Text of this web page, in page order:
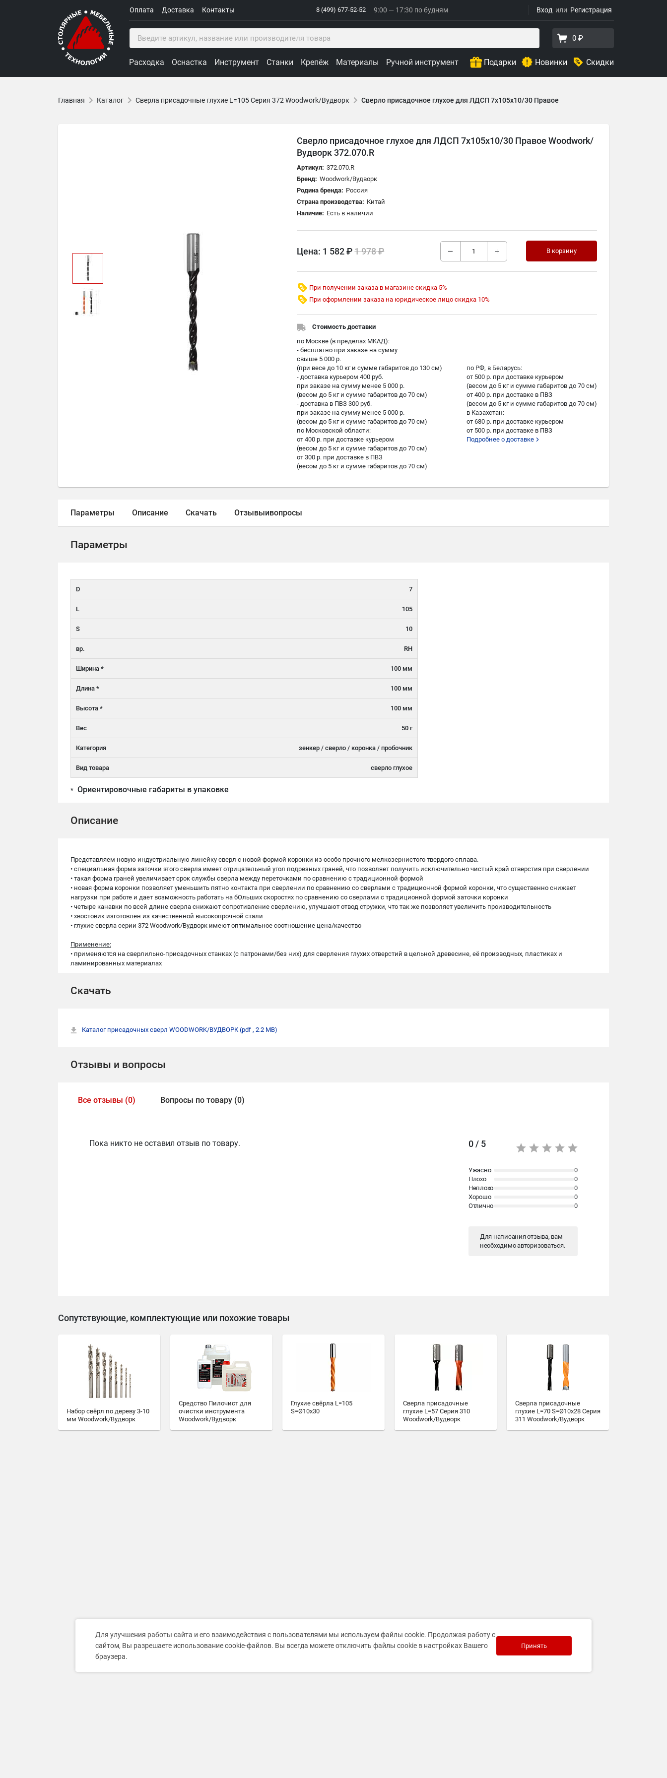
Оплата Доставка Контакты Вход Регистрация
8 (499) 677-52-52 9:00 — 17:30 по будням
0 ₽
Расходка Оснастка Инструмент Станки Крепёж Материалы Ручной инструмент Подарки Новинки Скидки
Главная Каталог Сверла присадочные глухие L=105 Серия 372 Woodwork/Вудворк Сверло присадочное глухое для ЛДСП 7х105х10/30 Правое
Сверло присадочное глухое для ЛДСП 7х105х10/30 Правое Woodwork/
Вудворк 372.070.R
Артикул: 372.070.R
Бренд: Woodwork/Вудворк
Родина бренда: Россия
Страна производства: Китай
Наличие: Есть в наличии
Цена: 1 582 ₽1 978 ₽ В корзину
При получении заказа в магазине скидка 5%
При оформлении заказа на юридическое лицо скидка 10%
Стоимость доставки
по Москве (в пределах МKAД):
- бесплатно при заказе на сумму
свыше 5 000 р.
(при весе до 10 кг и сумме габаритов до 130 см)
- доставка курьером 400 руб.
при заказе на сумму менее 5 000 р.
(весом до 5 кг и сумме габаритов до 70 см)
- доставка в ПВЗ 300 руб.
при заказе на сумму менее 5 000 р.
(весом до 5 кг и сумме габаритов до 70 см)
по Московской области:
от 400 р. при доставке курьером
(весом до 5 кг и сумме габаритов до 70 см)
от 300 р. при доставке в ПВЗ
(весом до 5 кг и сумме габаритов до 70 см)
по РФ, в Беларусь:
от 500 р. при доставке курьером
(весом до 5 кг и сумме габаритов до 70 см)
от 400 р. при доставке в ПВЗ
(весом до 5 кг и сумме габаритов до 70 см)
в Казахстан:
от 680 р. при доставке курьером
от 500 р. при доставке в ПВЗ
Подробнее о доставке
Параметры Описание Скачать Отзывыивопросы
Параметры
D 7
L 105
S 10
вр. RH
Ширина * 100 мм
Длина * 100 мм
Высота * 100 мм
Вес 50 г
Категория зенкер / сверло / коронка / пробочник
Вид товара сверло глухое
* Ориентировочные габариты в упаковке
Описание
Представляем новую индустриальную линейку сверл с новой формой коронки из особо прочного мелкозернистого твердого сплава.
• специальная форма заточки этого сверла имеет отрицательный угол подрезных граней, что позволяет получить исключительно чистый край отверстия при сверлении
• такая форма граней увеличивает срок службы сверла между переточками по сравнению с традиционной формой
• новая форма коронки позволяет уменьшить пятно контакта при сверлении по сравнению со сверлами с традиционной формой коронки, что существенно снижает
нагрузки при работе и дает возможность работать на бОльших скоростях по сравнению со сверлами с традиционной формой заточки коронки
• четыре канавки по всей длине сверла снижают сопротивление сверлению, улучшают отвод стружки, что так же позволяет увеличить производительность
• хвостовик изготовлен из качественной высокопрочной стали
• глухие сверла серии 372 Woodwork/Вудворк имеют оптимальное соотношение цена/качество
Применение:
• применяются на сверлильно-присадочных станках (с патронами/без них) для сверления глухих отверстий в цельной древесине, её производных, пластиках и
ламинированных материалах
Скачать
Каталог присадочных сверл WOODWORK/ВУДВОРК (pdf , 2.2 MB)
Отзывы и вопросы
Все отзывы (0) Вопросы по товару (0)
Пока никто не оставил отзыв по товару. 0 / 5
Ужасно
0
Плохо
0
Неплохо
0
Хорошо
0
Отлично
0
Для написания отзыва, вам
необходимоавторизоваться.
Сопутствующие, комплектующие или похожие товары
Набор свёрл по дереву 3-10
мм Woodwork/Вудворк
Средство Пилочист для
очистки инструмента
Woodwork/Вудворк
Глухие свёрла L=105
S=Ø10x30
Сверла присадочные
глухие L=57 Серия 310
Woodwork/Вудворк
Сверла присадочные
глухие L=70 S=Ø10x28 Серия
311 Woodwork/Вудворк
Для улучшения работы сайта и его взаимодействия с пользователями мы используем файлы cookie. Продолжая работу с
сайтом, Вы разрешаете использование cookie-файлов. Вы всегда можете отключить файлы cookie в настройках Вашего
браузера.
Принять